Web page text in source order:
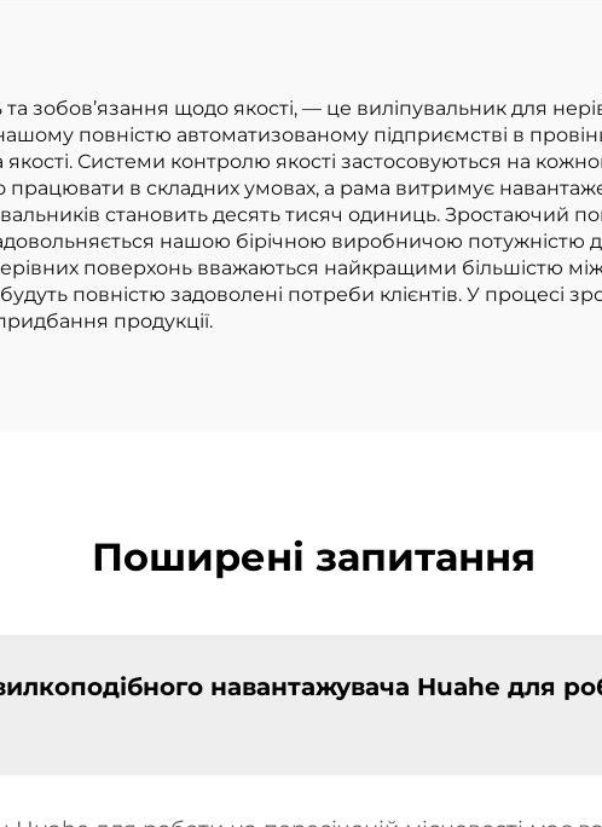
зобов’язання щодо якості, — це виліпувальник для
повністю автоматизованому підприємстві в
Системи контролю якості застосовуються на
працювати в складних умовах, а рама витримує
становить десять тисяч одиниць. Зростаючий
нашою бірічною виробничою потужністю
поверхонь вважаються найкращими більшістю
повністю задоволені потреби клієнтів. У процесі
продукції.
Поширені запитання
навантажувача Huahe для